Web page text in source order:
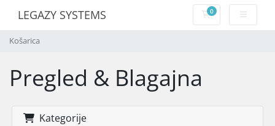
LEGAZY SYSTEMS 0Košarica
Košarica
Pregled & Blagajna
Kategorije